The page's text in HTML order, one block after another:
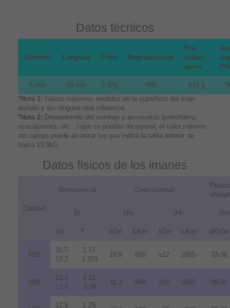
Datos técnicos
Diámetro Longitud Peso Magnetización
Fza.
sujecc.:
aprox
4 mm 10 mm 0.92g N45 610 g
*Nota 1: Gauss máximos medidos en la superficie del imán
aislado y sin ninguna otra influencia.
*Nota 2: Dependiendo del montaje y accesorios (entrehierro,
asociaciones, etc...) que se puedan incorporar, el valor máximo
del campo puede alcanzar los que indica la tabla inferior de
hasta 13.8kG.
Datos físicos de los imanes
Calidad
Remanencia Coercitividad
Br bHc iHc
kG T kOe kA/m kOe kA/m MGOe
N35
11.7-
12.2
1.17-
1.201
10.9 868 ≥12 ≥955 33-36
N38
12.2-
12.5
1.22-
1.25
11.3 899 ≥12 ≥955 36-39
12.5- 1.25-